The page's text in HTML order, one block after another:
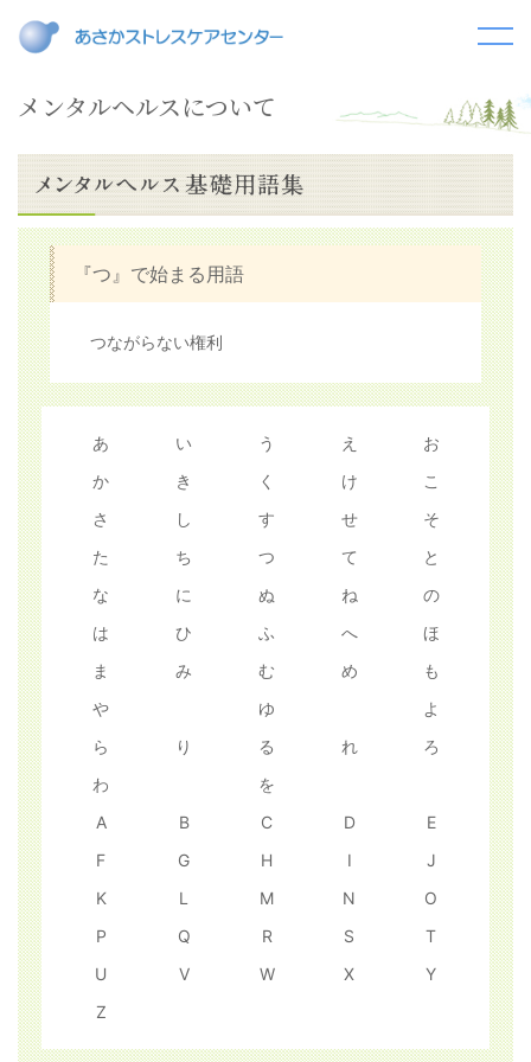
メンタルヘルスについて
『つ』で始まる用語
つながらない権利
あ い う え
お
か
き く け
こ
さ
し す せ
そ
た
ち つ て
と
な
に ぬ ね
の
は
ひ ふ へ
ほ
ま
み む め
も
や
ゆ
よ
ら
り る れ
ろ
わ
を
A
B C D
E
F
G H I
J
K
L M N
O
P
Q R S
T
U
V W X
Y
Z